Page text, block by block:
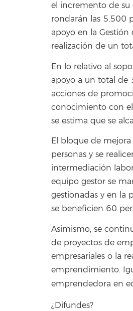
el incremento de su
rondarán las 5.500
apoyo en la Gestión
realización de un
En lo relativo al
apoyo a un total de
acciones de
conocimiento con
se estima que se
El bloque de
personas y se
intermediación
equipo gestor se
gestionadas y en la
se beneficien 60
Asimismo, se
de proyectos de
empresariales o la
emprendimiento.
emprendedora en
¿Difundes?